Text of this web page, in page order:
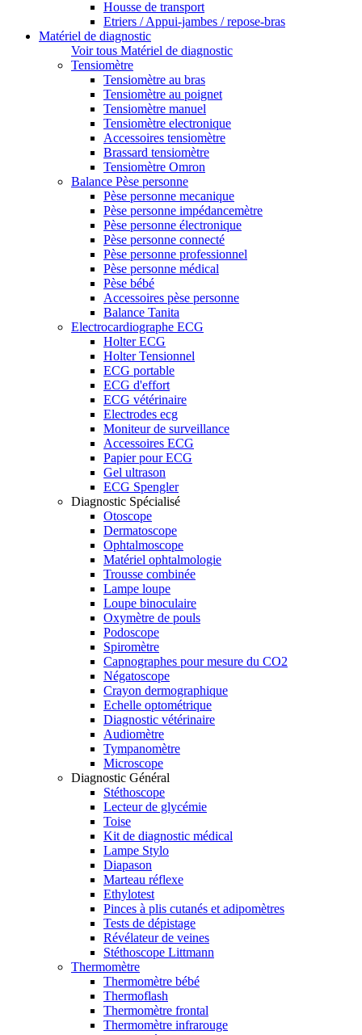
Housse de transport
Etriers / Appui-jambes / repose-bras
Matériel de diagnostic
Voir tous Matériel de diagnostic
Tensiomètre
Tensiomètre au bras
Tensiomètre au poignet
Tensiomètre manuel
Tensiomètre electronique
Accessoires tensiomètre
Brassard tensiomètre
Tensiomètre Omron
Balance Pèse personne
Pèse personne mecanique
Pèse personne impédancemètre
Pèse personne électronique
Pèse personne connecté
Pèse personne professionnel
Pèse personne médical
Pèse bébé
Accessoires pèse personne
Balance Tanita
Electrocardiographe ECG
Holter ECG
Holter Tensionnel
ECG portable
ECG d'effort
ECG vétérinaire
Electrodes ecg
Moniteur de surveillance
Accessoires ECG
Papier pour ECG
Gel ultrason
ECG Spengler
Diagnostic Spécialisé
Otoscope
Dermatoscope
Ophtalmoscope
Matériel ophtalmologie
Trousse combinée
Lampe loupe
Loupe binoculaire
Oxymètre de pouls
Podoscope
Spiromètre
Capnographes pour mesure du CO2
Négatoscope
Crayon dermographique
Echelle optométrique
Diagnostic vétérinaire
Audiomètre
Tympanomètre
Microscope
Diagnostic Général
Stéthoscope
Lecteur de glycémie
Toise
Kit de diagnostic médical
Lampe Stylo
Diapason
Marteau réflexe
Ethylotest
Pinces à plis cutanés et adipomètres
Tests de dépistage
Révélateur de veines
Stéthoscope Littmann
Thermomètre
Thermomètre bébé
Thermoflash
Thermomètre frontal
Thermomètre infrarouge